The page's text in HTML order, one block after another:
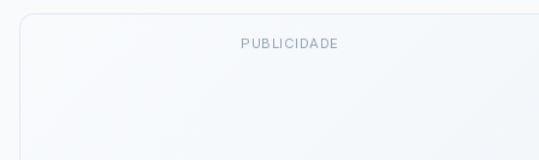
PUBLICIDADE